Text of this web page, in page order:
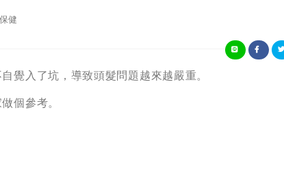
健
覺入了坑，導致頭髮問題越來越嚴重。
個參考。